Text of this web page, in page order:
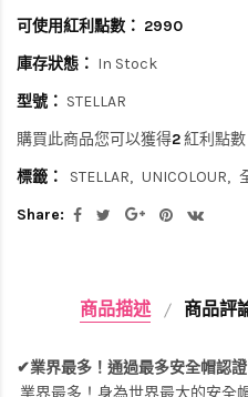
可使用紅利點數： 2990
庫存狀態： In Stock
型號： STELLAR
購買此商品您可以獲得2紅利點數
標籤：
STELLAR UNICOLOUR
Share:
商品描述 商品評
✔業界最多！通過最多安全帽認證
業界最多！身為世界最大的安全